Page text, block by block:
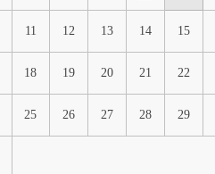
11 12 13 14 15
18 19 20 21 22
25 26 27 28 29